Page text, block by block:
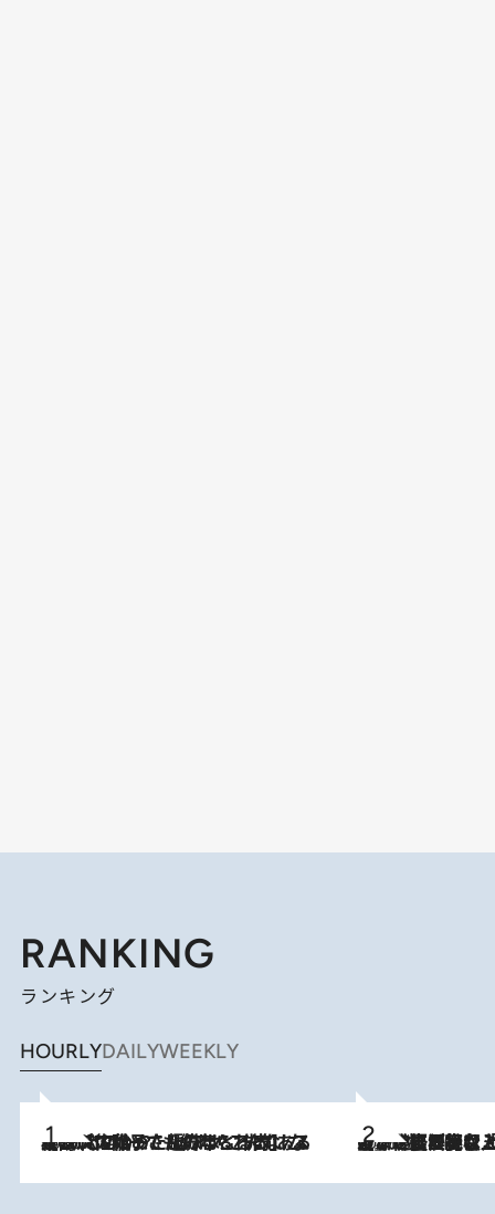
RANKING
ランキング
HOURLYDAILYWEEKLY
2026.8.5
【阿川佐和子さんの年とる力】なぜ70代で始めた趣味は“こんなに楽しい”のか？ ピアノ、俳句…スランプに陥っても続けられる“ある秘訣”とは 2026.8.5
【なぜ吉沢亮は「気配を消せる」のか？】興行収入208億の『国宝』を経て挑むミュージカル『ディア・エヴァン・ハンセン』。トップ俳優が舞台上でさらけ出した“孤独”とは